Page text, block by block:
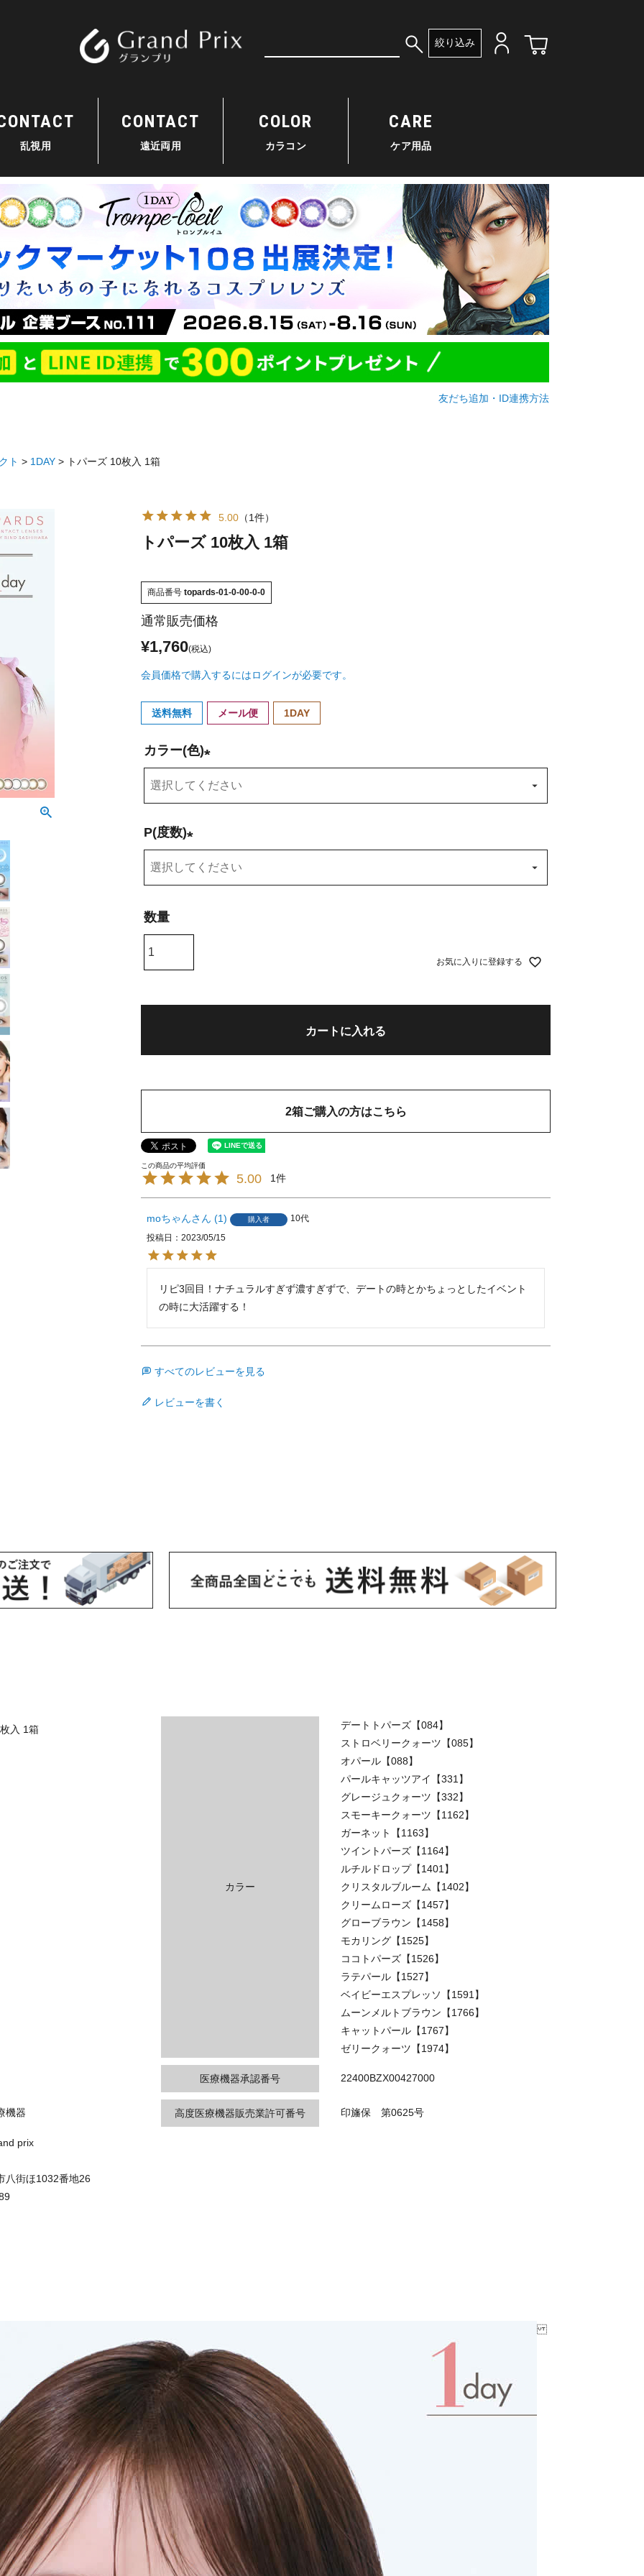
絞り込み
乱視用
CONTACT
遠近両用
COLOR
カラコン
CARE
ケア用品
友だち追加・ID連携方法
ト 1DAY トパーズ 10枚入 1箱
5.00 （1件）
トパーズ 10枚入 1箱
商品番号 topards-01-0-00-0-0
通常販売価格
¥1,760
会員価格で購入するにはログインが必要です。
送料無料 メール便 1DAY
カラー(色)
必
)
P(度数)
(
必
)
お気に入りに登録する
カートに入れる
2箱ご購入の方はこちら
5.00 1
moちゃん 1 購入者
10代
投稿日
2023/05/15
リピ3回目！ナチュラルすぎず濃すぎずで、デートの時とかちょっとしたイベント
の時に大活躍する！
すべてのレビューを見る
レビューを書く
入 1箱
カラー
デートトパーズ【084】
ストロベリークォーツ【085】
オパール【088】
パールキャッツアイ【331】
グレージュクォーツ【332】
スモーキークォーツ【1162】
ガーネット【1163】
ツイントパーズ【1164】
ルチルドロップ【1401】
クリスタルブルーム【1402】
クリームローズ【1457】
グローブラウン【1458】
モカリング【1525】
ココトパーズ【1526】
ラテパール【1527】
ベイビーエスプレッソ【1591】
ムーンメルトブラウン【1766】
キャットパール【1767】
ゼリークォーツ【1974】
医療機器承認番号 22400BZX00427000
機器 高度医療機器販売業許可番号 印旛保 第0625号
prix
八街ほ1032番地26